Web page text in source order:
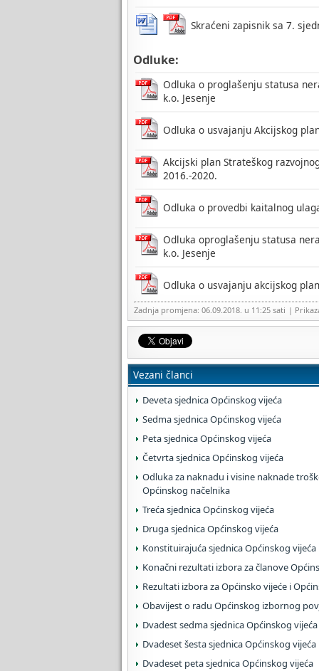
Skraćeni zapisnik sa 7.
Odluke:
Odluka o proglašenju statusa
k.o. Jesenje
Odluka o usvajanju Akcijskog
Akcijski plan Strateškog
2016.-2020.
Odluka o provedbi kaitalnog
Odluka oproglašenju statusa
k.o. Jesenje
Odluka o usvajanju akcijskog
Zadnja promjena: 06.09.2018. u 11:25 sati |
Vezani članci
Deveta sjednica Općinskog vijeća
Sedma sjednica Općinskog vijeća
Peta sjednica Općinskog vijeća
Četvrta sjednica Općinskog vijeća
Odluka za naknadu i visine naknade
Općinskog načelnika
Treća sjednica Općinskog vijeća
Druga sjednica Općinskog vijeća
Konstituirajuća sjednica Općinskog vijeća
Konačni rezultati izbora za članove
Rezultati izbora za Općinsko vijeće i
Obavijest o radu Općinskog izbornog
Dvadest sedma sjednica Općinskog vijeća
Dvadeset šesta sjednica Općinskog vijeća
Dvadeset peta sjednica Općinskog vijeća